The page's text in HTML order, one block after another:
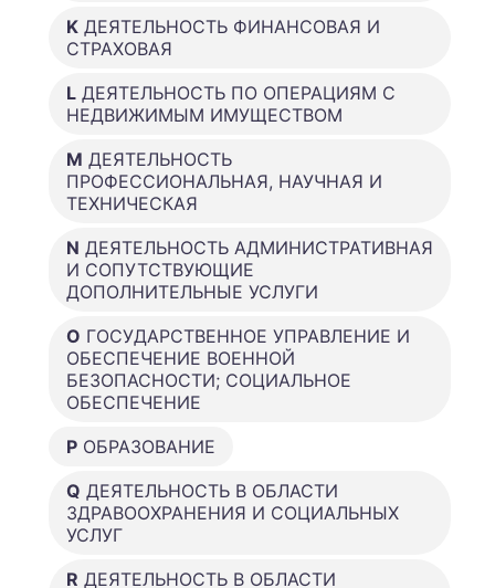
K ДЕЯТЕЛЬНОСТЬ ФИНАНСОВАЯ И
СТРАХОВАЯ
L ДЕЯТЕЛЬНОСТЬ ПО ОПЕРАЦИЯМ С
НЕДВИЖИМЫМ ИМУЩЕСТВОМ
M ДЕЯТЕЛЬНОСТЬ
ПРОФЕССИОНАЛЬНАЯ, НАУЧНАЯ И
ТЕХНИЧЕСКАЯ
N ДЕЯТЕЛЬНОСТЬ АДМИНИСТРАТИВНАЯ
И СОПУТСТВУЮЩИЕ
ДОПОЛНИТЕЛЬНЫЕ УСЛУГИ
O ГОСУДАРСТВЕННОЕ УПРАВЛЕНИЕ И
ОБЕСПЕЧЕНИЕ ВОЕННОЙ
БЕЗОПАСНОСТИ; СОЦИАЛЬНОЕ
ОБЕСПЕЧЕНИЕ
P ОБРАЗОВАНИЕ
Q ДЕЯТЕЛЬНОСТЬ В ОБЛАСТИ
ЗДРАВООХРАНЕНИЯ И СОЦИАЛЬНЫХ
УСЛУГ
R ДЕЯТЕЛЬНОСТЬ В ОБЛАСТИ